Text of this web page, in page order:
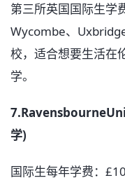
第三所英国国际生学
Wycombe、
校，适合想要生活在
学。
学)
国际生每年学费：